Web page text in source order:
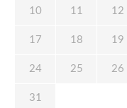
10 11 12
17 18 19
24 25 26
31